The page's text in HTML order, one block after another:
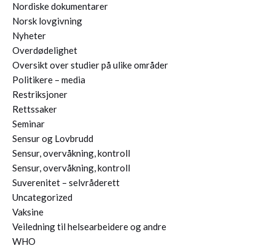
Nordiske dokumentarer
Norsk lovgivning
Nyheter
Overdødelighet
Oversikt over studier på ulike områder
Politikere – media
Restriksjoner
Rettssaker
Seminar
Sensur og Lovbrudd
Sensur, overvåkning, kontroll
Sensur, overvåkning, kontroll
Suverenitet – selvråderett
Uncategorized
Vaksine
Veiledning til helsearbeidere og andre
WHO